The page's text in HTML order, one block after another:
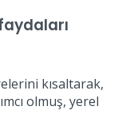
kısaltarak,
olmuş, yerel